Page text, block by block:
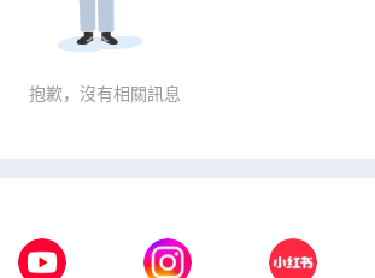
抱歉，沒有相關訊息